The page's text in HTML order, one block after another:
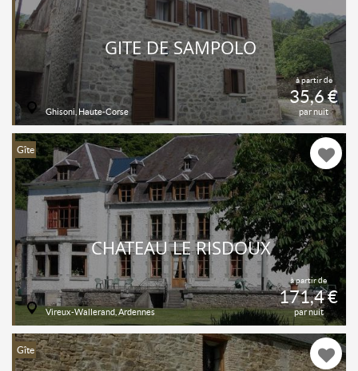
à partir de
35,6 €
par nuit
GITE DE SAMPOLO
Ghisoni, Haute-Corse
Gîte
à partir de
171,4 €
par nuit
CHATEAU LE RISDOUX
Vireux-Wallerand, Ardennes
Gîte